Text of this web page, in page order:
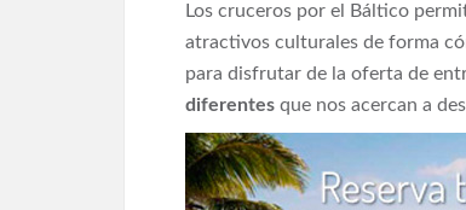
Los cruceros por el Báltico
atractivos culturales de forma
para disfrutar de la oferta de
diferentes que nos acercan a